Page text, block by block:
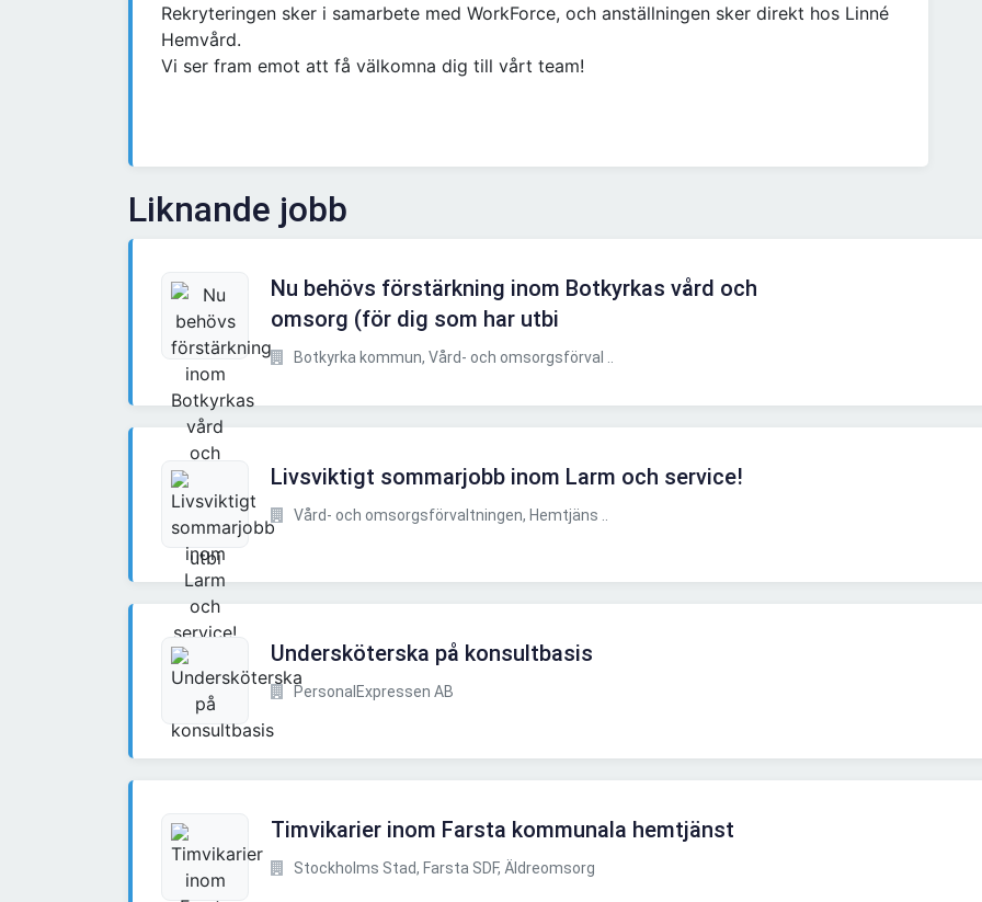
Rekryteringen sker i samarbete med WorkForce, och anställningen sker direkt hos Linné
Hemvård.
Vi ser fram emot att få välkomna dig till vårt team!
Liknande jobb
Nu behövs förstärkning inom Botkyrkas vård och
omsorg (för dig som har utbi
Botkyrka kommun, Vård- och omsorgsförval ..
Livsviktigt sommarjobb inom Larm och service!
Vård- och omsorgsförvaltningen, Hemtjäns ..
Undersköterska på konsultbasis
PersonalExpressen AB
Timvikarier inom Farsta kommunala hemtjänst
Stockholms Stad, Farsta SDF, Äldreomsorg